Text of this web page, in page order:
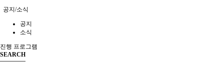
공지/소식
공지
소식
진행 프로그램
SEARCH